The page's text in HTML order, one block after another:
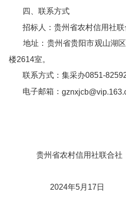
四、联系方式
招标人：贵州省农村信用社联
地址：贵州省贵阳市观山湖
楼2614室。
联系方式：集采办0851-
电子邮箱：
贵州省农村信用社联合社
2024年5月17日